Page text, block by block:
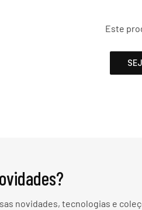
Este
novidades, tecnologias e